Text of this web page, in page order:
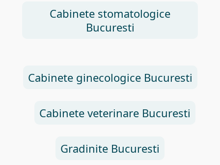
Cabinete stomatologice
Bucuresti
Cabinete ginecologice Bucuresti
Cabinete veterinare Bucuresti
Gradinite Bucuresti